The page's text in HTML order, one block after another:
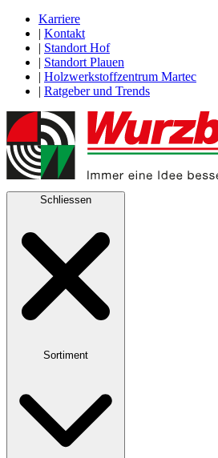
Karriere
| Kontakt
| Standort Hof
| Standort Plauen
| Holzwerkstoffzentrum Martec
| Ratgeber und Trends
Schliessen
Sortiment